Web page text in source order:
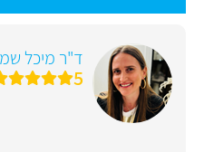
ד"ר מיכל
5